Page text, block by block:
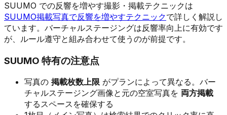
SUUMO での反響を増やす撮影・掲載テクニックは
SUUMO掲載写真で反響を増やすテクニックで詳しく解説し
ています。バーチャルステージングは反響率向上に有効です
が、ルール遵守と組み合わせて使うのが前提です。
SUUMO 特有の注意点
写真の 掲載枚数上限 がプランによって異なる。バー
チャルステージング画像と元の空室写真を 両方掲載
するスペースを確保する